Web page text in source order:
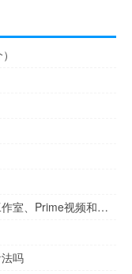
亚马逊对全球通讯部门进行裁员亚马逊工作室、Prime视频和音乐的通信部门超过5%的员工受到影响
吗